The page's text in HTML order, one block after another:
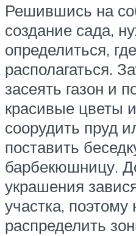
Решившись на
создание сада,
определиться,
располагаться.
засеять газон и
красивые цветы
соорудить пруд
поставить
барбекюшницу.
украшения
участка,
распределить